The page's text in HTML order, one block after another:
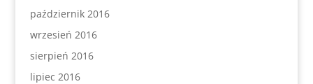
październik 2016
wrzesień 2016
sierpień 2016
lipiec 2016